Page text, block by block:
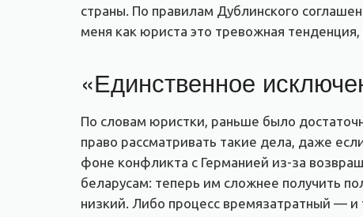
страны. По правилам Дублинского
меня как юриста это тревожная
«Единственное
По словам юристки, раньше было
право рассматривать такие дела, даже
фоне конфликта с Германией из-за
беларусам: теперь им сложнее получить
низкий. Либо процесс времязатратный — и